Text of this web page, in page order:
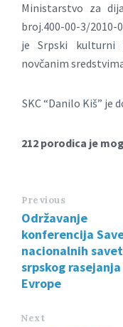
Ministarstvo za
broj.400-00-3/
je Srpski kulturni
novčanim
SKC “Danilo Kiš” je
212 porodica je
Previous
Održavanje
konferencija
nacionalnih
srpskog rasejanja
Evrope
Next